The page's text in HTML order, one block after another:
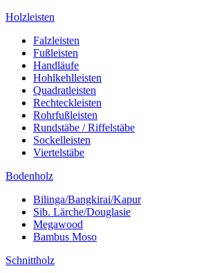
Holzleisten
Falzleisten
Fußleisten
Handläufe
Hohlkehlleisten
Quadratleisten
Rechteckleisten
Rohrfußleisten
Rundstäbe / Riffelstäbe
Sockelleisten
Viertelstäbe
Bodenholz
Bilinga/Bangkirai/Kapur
Sib. Lärche/Douglasie
Megawood
Bambus Moso
Schnittholz